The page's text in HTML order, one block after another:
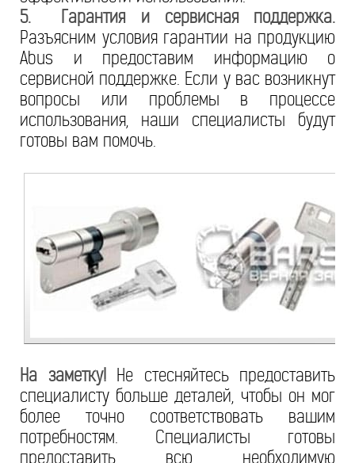
5. Гарантия и сервисная поддержка.
Разъясним условия гарантии на продукцию
Abus и предоставим информацию о
сервисной поддержке. Если у вас возникнут
вопросы или проблемы в процессе
использования, наши специалисты будут
готовы вам помочь.
На заметку! Не стесняйтесь предоставить
специалисту больше деталей, чтобы он мог
более точно соответствовать вашим
потребностям. Специалисты готовы
предоставить всю необходимую